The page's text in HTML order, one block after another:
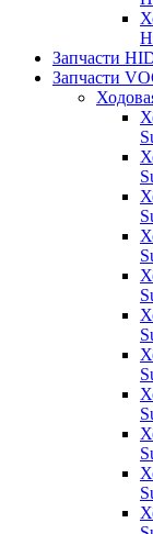
Запчасти
Запчасти